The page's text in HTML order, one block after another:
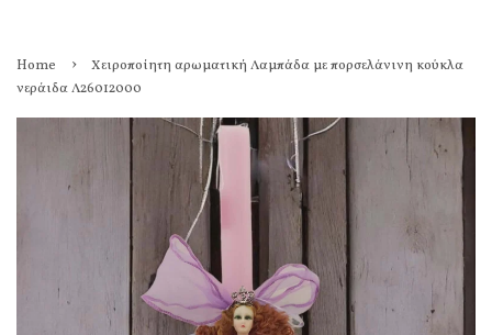
Home ›
Χειροποίητη αρωματική Λαμπάδα με πορσελάνινη κούκλα
νεράιδα Λ26012000